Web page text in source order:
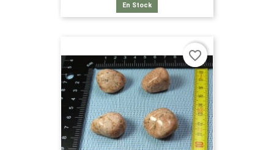
En Stock
favorite_border